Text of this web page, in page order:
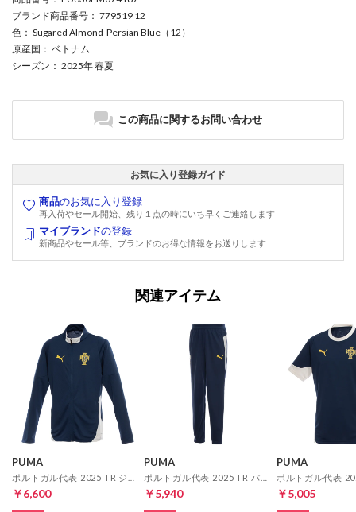
ブランド商品番号 ： 779519 12
色 ： Sugared Almond-Persian Blue（12）
原産国 ： ベトナム
シーズン ： 2025年 春夏
この商品に関するお問い合わせ
お気に入り登録ガイド
商品のお気に入り登録
再入荷やセール開始、残り１点の時にいち早くご連絡します
マイブランドの登録
新商品やセール等、ブランドのお得な情報をお送りします
関連アイテム
PUMA
￥6,600
PUMA
￥5,940
PUMA
￥5,005